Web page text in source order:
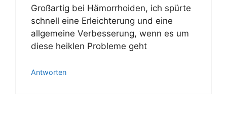
Großartig bei Hämorrhoiden, ich spürte
schnell eine Erleichterung und eine
allgemeine Verbesserung, wenn es um
diese heiklen Probleme geht
Antworten